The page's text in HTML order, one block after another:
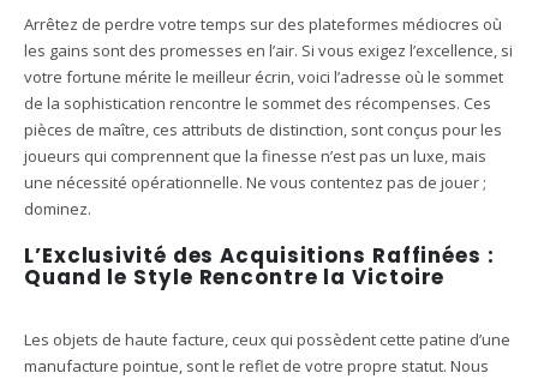
Arrêtez de perdre votre temps sur des plateformes médiocres où
les gains sont des promesses en l’air. Si vous exigez l’excellence, si
votre fortune mérite le meilleur écrin, voici l’adresse où le sommet
de la sophistication rencontre le sommet des récompenses. Ces
pièces de maître, ces attributs de distinction, sont conçus pour les
joueurs qui comprennent que la finesse n’est pas un luxe, mais
une nécessité opérationnelle. Ne vous contentez pas de jouer ;
dominez.
L’Exclusivité des Acquisitions Raffinées :
Quand le Style Rencontre la Victoire
Les objets de haute facture, ceux qui possèdent cette patine d’une
manufacture pointue, sont le reflet de votre propre statut. Nous